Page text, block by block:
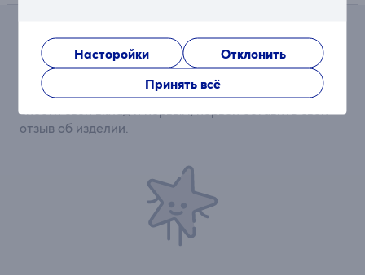
Насторойки
Отклонить
Принять всё
Отзывы
Сейчас отзывов нет.
После совершения покупки откроется возможность
внести свой вклад и первым/первой оставить свой
отзыв об изделии.